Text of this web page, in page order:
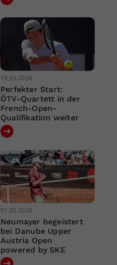
19.05.2026
Perfekter Start:
ÖTV-Quartett in der
French-Open-
Qualifikation weiter
01.05.2026
Neumayer begeistert
bei Danube Upper
Austria Open
powered by SKE